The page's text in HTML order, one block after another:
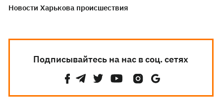
Новости Харькова происшествия
Подписывайтесь на нас в соц. сетях